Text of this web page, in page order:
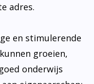
adres.
en stimulerende
groeien,
onderwijs